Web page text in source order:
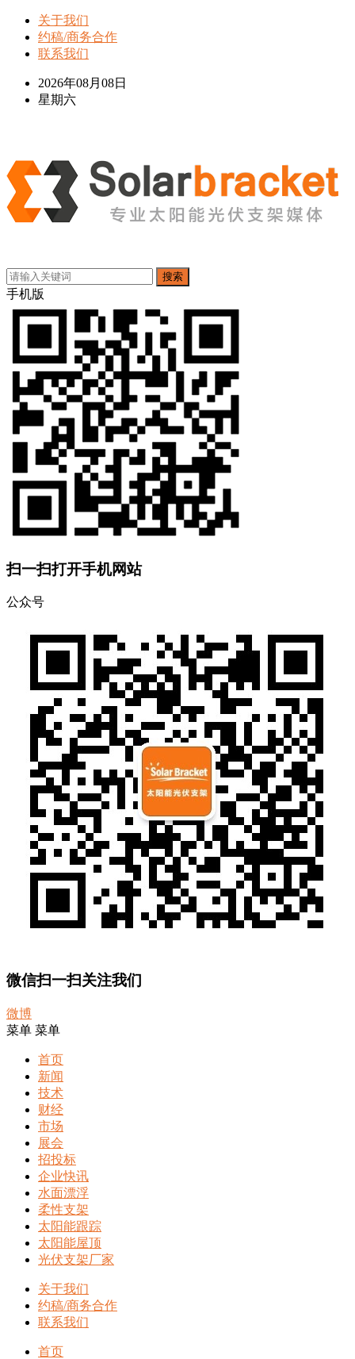
关于我们
约稿/商务合作
联系我们
2026年08月08日
星期六
搜索
手机版
扫一扫打开手机网站
公众号
微信扫一扫关注我们
微博
菜单 菜单
首页
新闻
技术
财经
市场
展会
招投标
企业快讯
水面漂浮
柔性支架
太阳能跟踪
太阳能屋顶
光伏支架厂家
关于我们
约稿/商务合作
联系我们
首页